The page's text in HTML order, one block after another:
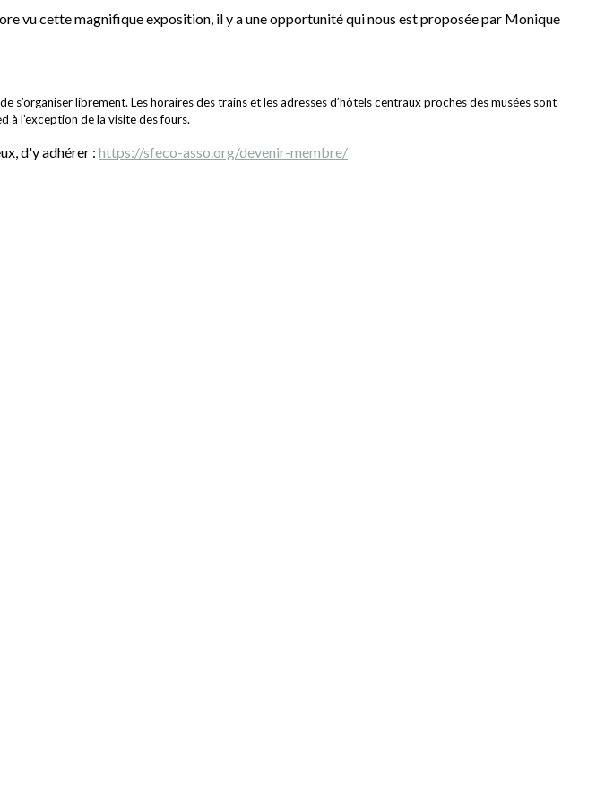
vu cette magnifique exposition, il y a une opportunité qui nous est proposée par Monique
librement. Les horaires des trains et les adresses d’hôtels centraux proches des musées sont
à l’exception de la visite des fours.
d'y adhérer : https://sfeco-asso.org/devenir-membre/